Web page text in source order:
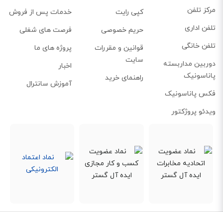
مرکز تلفن
تلفن اداری
تلفن خانگی
دوربین مداربسته
پاناسونیک
فکس پاناسونیک
ویدئو پروژکتور
کپی رایت
حریم خصوصی
قوانین و مقررات
سایت
راهنمای خرید
خدمات پس از فروش
فرصت های شغلی
پروژه های ما
اخبار
آموزش سانترال